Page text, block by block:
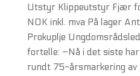
Utstyr Klippeutstyr Fjær
NOK inkl. mva På lager
Prokuplje
fortelle: –Nå i det siste
rundt 75-årsmarkering av